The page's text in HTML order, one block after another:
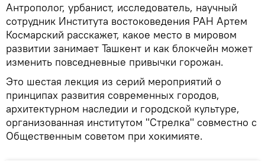
Антрополог, урбанист, исследователь, научный
сотрудник Института востоковедения РАН Артем
Космарский расскажет, какое место в мировом
развитии занимает Ташкент и как блокчейн может
изменить повседневные привычки горожан.
Это шестая лекция из серий мероприятий о
принципах развития современных городов,
архитектурном наследии и городской культуре,
организованная институтом "Стрелка" совместно с
Общественным советом при хокимияте.